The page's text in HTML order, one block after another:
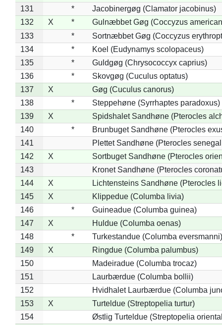
131
*
Jacobinergøg (Clamator jacobinus)
132
X *
Gulnæbbet Gøg (Coccyzus
133
*
Sortnæbbet Gøg (Coccyzus
134
*
Koel (Eudynamys scolopaceus)
135
*
Guldgøg (Chrysococcyx caprius)
136
*
Skovgøg (Cuculus optatus)
137
X
Gøg (Cuculus canorus)
138
*
Steppehøne (Syrrhaptes paradoxus)
139
X
Spidshalet Sandhøne (Pterocles
140
*
Brunbuget Sandhøne (Pterocles
141
Plettet Sandhøne (Pterocles
142
X
Sortbuget Sandhøne (Pterocles
143
Kronet Sandhøne (Pterocles
144
X
Lichtensteins Sandhøne (Pterocles
145
X
Klippedue (Columba livia)
146
*
Guineadue (Columba guinea)
147
X
Huldue (Columba oenas)
148
*
Turkestandue (Columba eversmanni)
149
X
Ringdue (Columba palumbus)
150
Madeiradue (Columba trocaz)
151
Laurbærdue (Columba bollii)
152
Hvidhalet Laurbærdue (Columba
153
X
Turteldue (Streptopelia turtur)
154
Østlig Turteldue (Streptopelia